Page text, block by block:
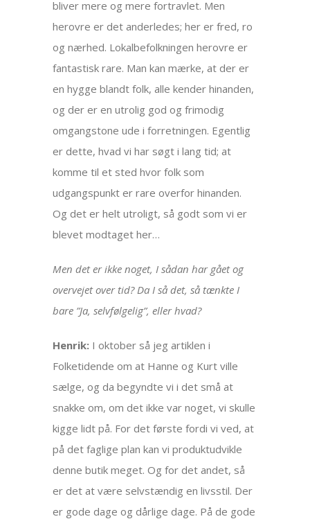
bliver mere og mere fortravlet. Men
herovre er det anderledes; her er fred, ro
og nærhed. Lokalbefolkningen herovre er
fantastisk rare. Man kan mærke, at der er
en hygge blandt folk, alle kender hinanden,
og der er en utrolig god og frimodig
omgangstone ude i forretningen. Egentlig
er dette, hvad vi har søgt i lang tid; at
komme til et sted hvor folk som
udgangspunkt er rare overfor hinanden.
Og det er helt utroligt, så godt som vi er
blevet modtaget her…
Men det er ikke noget, I sådan har gået og
overvejet over tid? Da I så det, så tænkte I
bare ”Ja, selvfølgelig”, eller hvad?
Henrik: I oktober så jeg artiklen i
Folketidende om at Hanne og Kurt ville
sælge, og da begyndte vi i det små at
snakke om, om det ikke var noget, vi skulle
kigge lidt på. For det første fordi vi ved, at
på det faglige plan kan vi produktudvikle
denne butik meget. Og for det andet, så
er det at være selvstændig en livsstil. Der
er gode dage og dårlige dage. På de gode